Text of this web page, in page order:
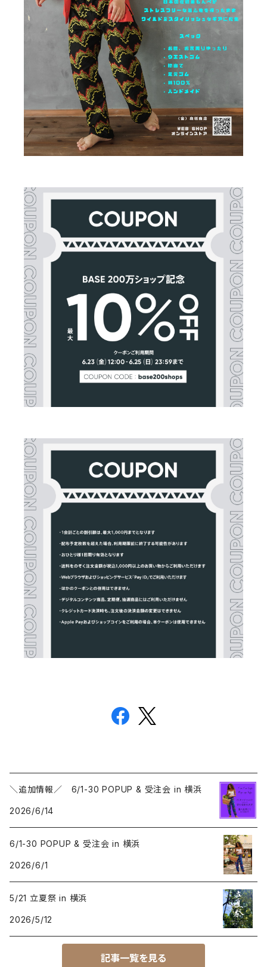
＼追加情報／ 6/1-30 POPUP & 受注会 in 横浜
2026/6/14
6/1-30 POPUP & 受注会 in 横浜
2026/6/1
5/21 立夏祭 in 横浜
2026/5/12
記事一覧を見る